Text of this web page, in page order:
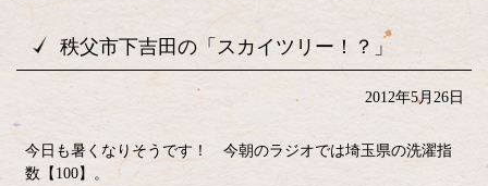
秩父市下吉田の「スカイツリー！？」
2012年5月26日
今日も暑くなりそうです！ 今朝のラジオでは埼玉県の洗濯指
数【100】。